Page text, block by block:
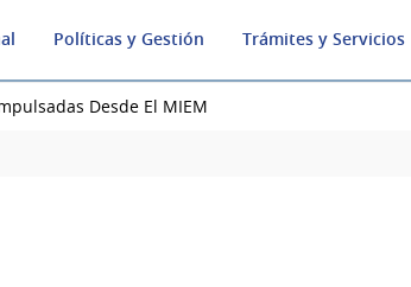
Políticas y Gestión Trámites y Servicios
Desde El MIEM